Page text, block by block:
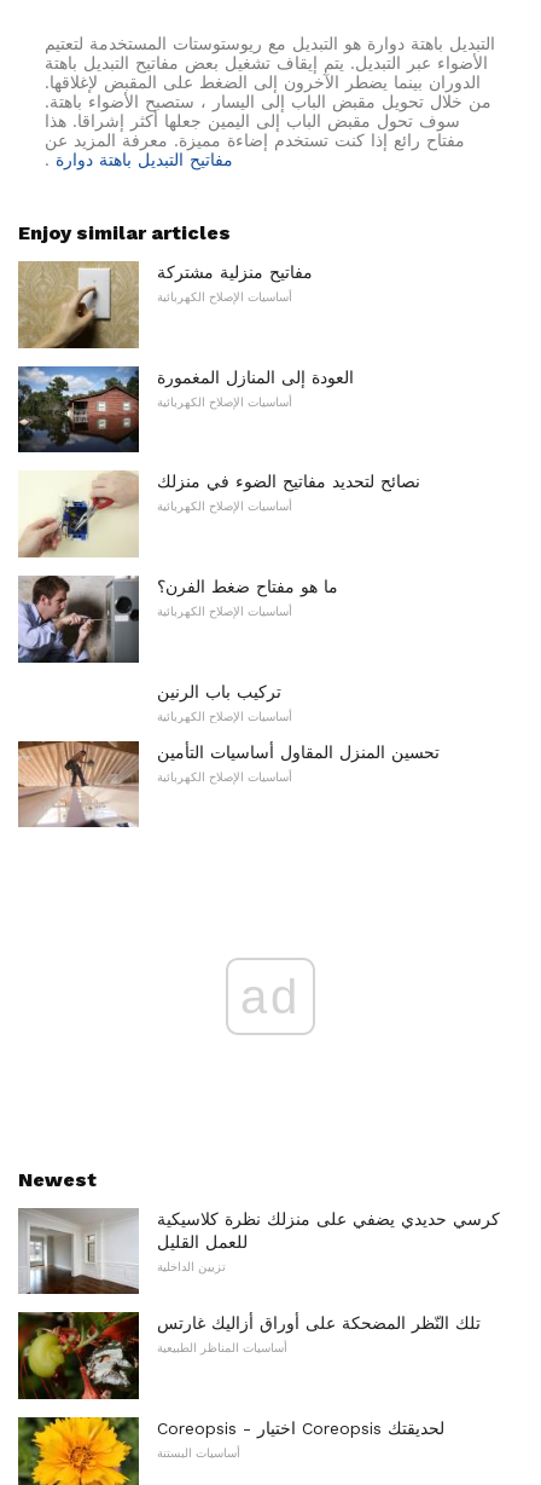
التبديل باهتة دوارة هو التبديل مع ريوستوستات المستخدمة لتعتيم
الأضواء عبر التبديل. يتم إيقاف تشغيل بعض مفاتيح التبديل باهتة
الدوران بينما يضطر الآخرون إلى الضغط على المقبض لإغلاقها.
من خلال تحويل مقبض الباب إلى اليسار ، ستصبح الأضواء باهتة.
سوف تحول مقبض الباب إلى اليمين جعلها أكثر إشراقا. هذا
مفتاح رائع إذا كنت تستخدم إضاءة مميزة. معرفة المزيد عن
مفاتيح التبديل باهتة دوارة .
Enjoy similar articles
مفاتيح منزلية مشتركة
أساسيات الإصلاح الكهربائية
العودة إلى المنازل المغمورة
أساسيات الإصلاح الكهربائية
نصائح لتحديد مفاتيح الضوء في منزلك
أساسيات الإصلاح الكهربائية
ما هو مفتاح ضغط الفرن؟
أساسيات الإصلاح الكهربائية
تركيب باب الرنين
أساسيات الإصلاح الكهربائية
تحسين المنزل المقاول أساسيات التأمين
أساسيات الإصلاح الكهربائية
ad
Newest
كرسي حديدي يضفي على منزلك نظرة كلاسيكية
للعمل القليل
تزيين الداخلية
تلك النّظر المضحكة على أوراق أزاليك غارتس
أساسيات المناظر الطبيعية
Coreopsis - اختيار Coreopsis لحديقتك
أساسيات البستنة